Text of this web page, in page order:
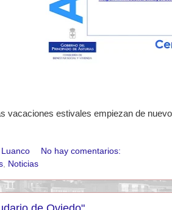
vacaciones estivales empiezan de
No hay comentarios:
, Noticias